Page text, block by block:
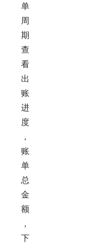
单
周
期
查
看
出
账
进
度
，
账
单
总
金
额
，
下